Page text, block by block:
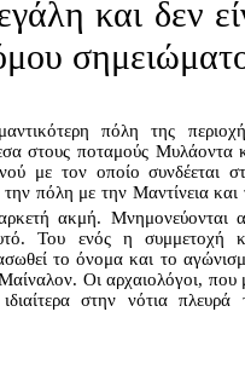
και δεν
πόλη της
στους ποταμούς Μυλάοντα
με τον οποίο συνδέεται
πόλη με την Μαντίνεια
ακμή. Μνημονεύονται
Του ενός η συμμετοχή
το όνομα και το
Οι αρχαιολόγοι, που
στην νότια